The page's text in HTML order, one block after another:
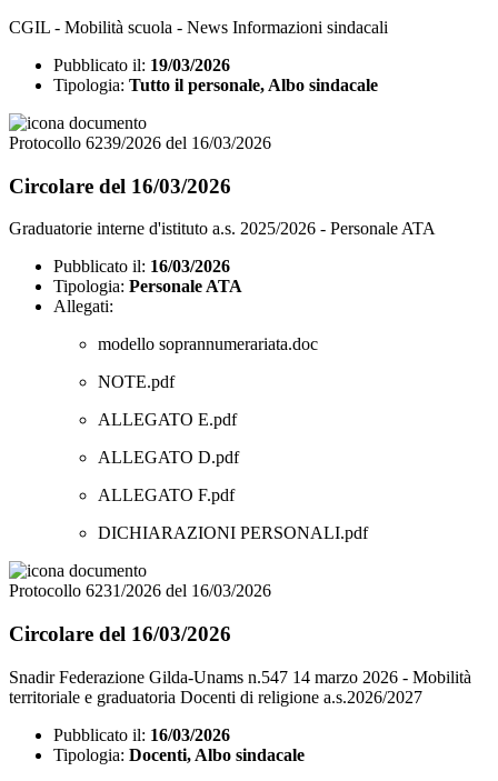
CGIL - Mobilità scuola - News Informazioni sindacali
Pubblicato il: 19/03/2026
Tipologia: Tutto il personale, Albo sindacale
Protocollo 6239/2026 del 16/03/2026
Circolare del 16/03/2026
Graduatorie interne d'istituto a.s. 2025/2026 - Personale ATA
Pubblicato il: 16/03/2026
Tipologia: Personale ATA
Allegati:
modello soprannumerariata.doc
NOTE.pdf
ALLEGATO E.pdf
ALLEGATO D.pdf
ALLEGATO F.pdf
DICHIARAZIONI PERSONALI.pdf
Protocollo 6231/2026 del 16/03/2026
Circolare del 16/03/2026
Snadir Federazione Gilda-Unams n.547 14 marzo 2026 - Mobilità
territoriale e graduatoria Docenti di religione a.s.2026/2027
Pubblicato il: 16/03/2026
Tipologia: Docenti, Albo sindacale